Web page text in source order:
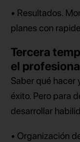
• Resultados.
planes con
Tercera
el
Saber qué hacer
éxito. Pero para
desarrollar
• Organización